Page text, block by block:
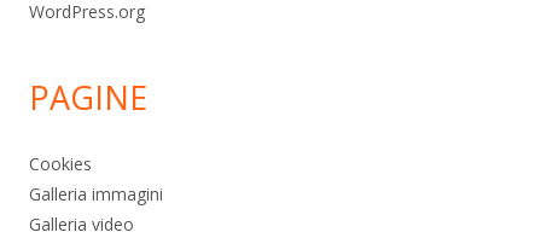
WordPress.org
PAGINE
Cookies
Galleria immagini
Galleria video